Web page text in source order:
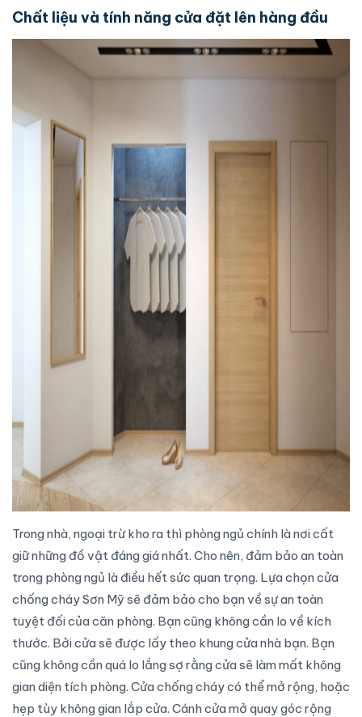
Chất liệu và tính năng cửa đặt lên hàng đầu
Trong nhà, ngoại trừ kho ra thì phòng ngủ chính là nơi cất
giữ những đồ vật đáng giá nhất. Cho nên, đảm bảo an toàn
trong phòng ngủ là điều hết sức quan trọng. Lựa chọn cửa
chống cháy Sơn Mỹ sẽ đảm bảo cho bạn về sự an toàn
tuyệt đối của căn phòng. Bạn cũng không cần lo về kích
thước. Bởi cửa sẽ được lấy theo khung cửa nhà bạn. Bạn
cũng không cần quá lo lắng sợ rằng cửa sẽ làm mất không
gian diện tích phòng. Cửa chống cháycó thể mở rộng, hoặc
hẹp tùy không gian lắp cửa. Cánh cửa mở quay góc rộng